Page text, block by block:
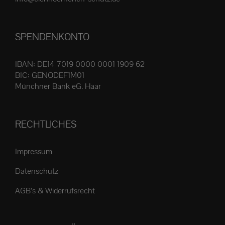
werden
SPENDENKONTO
IBAN: DE14 7019 0000 0001 1909 62
BIC: GENODEF1M01
Münchner Bank eG. Haar
RECHTLICHES
Impressum
Datenschutz
AGB’s & Widerrufsrecht